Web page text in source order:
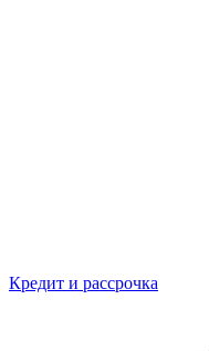
Кредит и рассрочка